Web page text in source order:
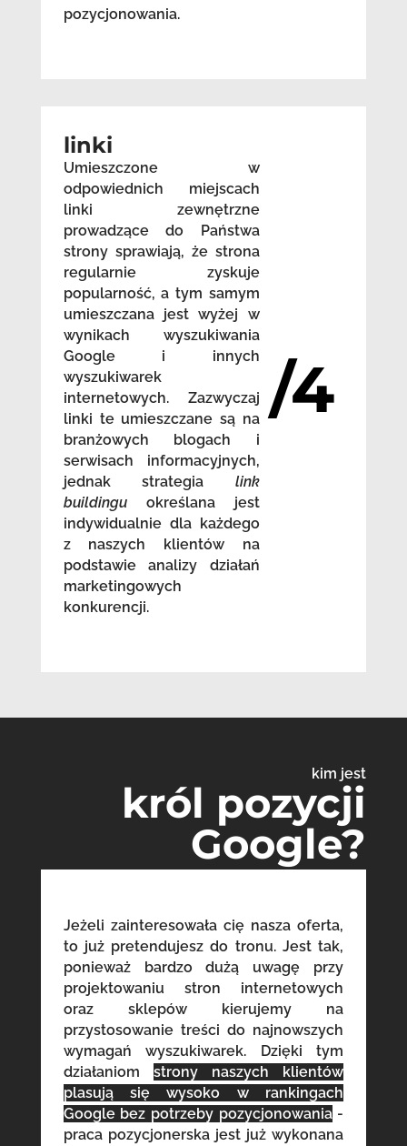
pozycjonowania.
linki
Umieszczone w
odpowiednich miejscach
linki zewnętrzne
prowadzące do Państwa
strony sprawiają, że strona
regularnie zyskuje
popularność, a tym samym
umieszczana jest wyżej w
wynikach wyszukiwania
Google i innych
wyszukiwarek
internetowych. Zazwyczaj
linki te umieszczane są na
branżowych blogach i
serwisach informacyjnych,
jednak strategia link
buildingu określana jest
indywidualnie dla każdego
z naszych klientów na
podstawie analizy działań
marketingowych
konkurencji.
/4
kim jest
król pozycji
Google?
Jeżeli zainteresowała cię nasza oferta,
to już pretendujesz do tronu. Jest tak,
ponieważ bardzo dużą uwagę przy
projektowaniu stron internetowych
oraz sklepów kierujemy na
przystosowanie treści do najnowszych
wymagań wyszukiwarek. Dzięki tym
działaniom strony naszych klientów
plasują się wysoko w rankingach
Google bez potrzeby pozycjonowania-
praca pozycjonerska jest już wykonana